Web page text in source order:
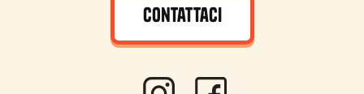
Contattaci